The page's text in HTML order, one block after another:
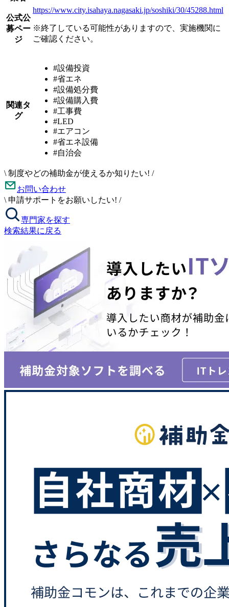
公式公
募ペー
ジ
https://www.city.isahaya.nagasaki.jp/soshiki/30/45288.html
※終了している可能性がありますので、実施機関に
ご確認ください。
関連タ
グ
#設備投資
#省エネ
#設備処分費
#設備購入費
#工事費
#LED
#エアコン
#省エネ設備
#自治会
\ 制度やどの補助金が使えるか知りたい! /
お問い合わせ
\ 申請サポートをお願いしたい! /
専門家を探す
検索結果に戻る